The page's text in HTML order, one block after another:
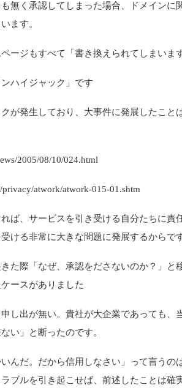
無く承認してしまった場合、ドメインに
ます。
ージもすべて「書き換えられてしまいま
ハイジャック」です
が発生しており、大事件に発展したこと
2005/08/10/024.html
atwork/atwork-015-01.shtm
ば、サービスを引き受ける自分たちに責
ける非常に大きな問題に発展するからで
た際「なぜ、承認をださないのか？」と
ースがありました
し出が無い。貴社が大企業であっても、
い」と断ったのです。
んだ。だから信用しなさい」って言うの
ブルを引き起こせば、前述したことは確